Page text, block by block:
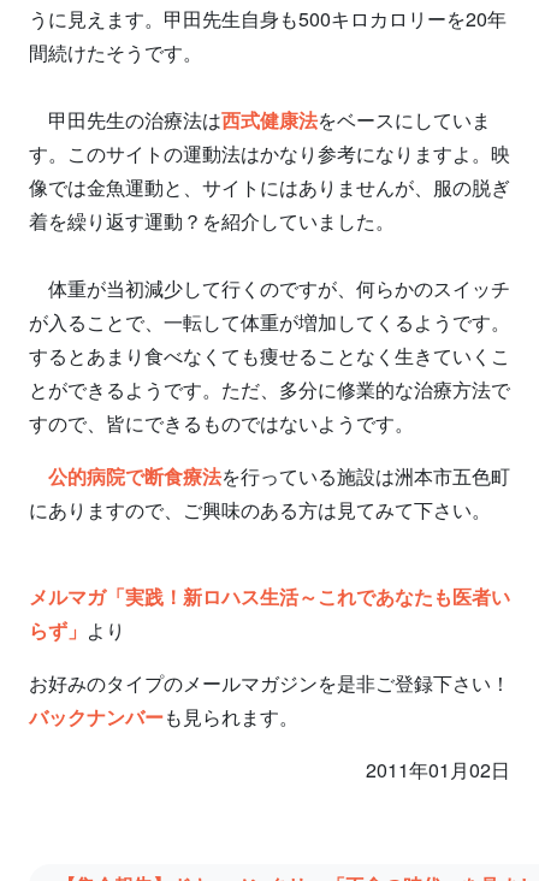
うに見えます。甲田先生自身も500キロカロリーを20年
間続けたそうです。
甲田先生の治療法は西式健康法をベースにしていま
す。このサイトの運動法はかなり参考になりますよ。映
像では金魚運動と、サイトにはありませんが、服の脱ぎ
着を繰り返す運動？を紹介していました。
体重が当初減少して行くのですが、何らかのスイッチ
が入ることで、一転して体重が増加してくるようです。
するとあまり食べなくても痩せることなく生きていくこ
とができるようです。ただ、多分に修業的な治療方法で
すので、皆にできるものではないようです。
公的病院で断食療法を行っている施設は洲本市五色町
にありますので、ご興味のある方は見てみて下さい。
メルマガ「実践！新ロハス生活～これであなたも医者い
らず」 より
お好みのタイプのメールマガジンを是非ご登録下さい！
バックナンバーも見られます。
2011年01月02日